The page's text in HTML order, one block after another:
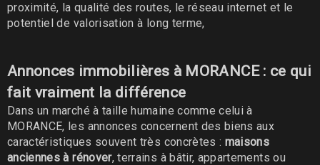
proximité, la qualité des routes, le réseau internet et le
potentiel de valorisation à long terme,
Annonces immobilières à MORANCE : ce qui
fait vraiment la différence
Dans un marché à taille humaine comme celui à
MORANCE, les annonces concernent des biens aux
caractéristiques souvent très concrètes : maisons
anciennes à rénover, terrains à bâtir, appartements ou